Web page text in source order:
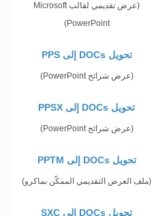
(عرض تقديمي لقالب Microsoft
PowerPoint)
تحويل DOCs إلى PPS
(عرض شرائح PowerPoint)
تحويل DOCs إلى PPSX
(عرض شرائح PowerPoint)
تحويل DOCs إلى PPTM
(ملف العرض التقديمي الممكّن بماكرو)
تحويل DOCs إلى SXC